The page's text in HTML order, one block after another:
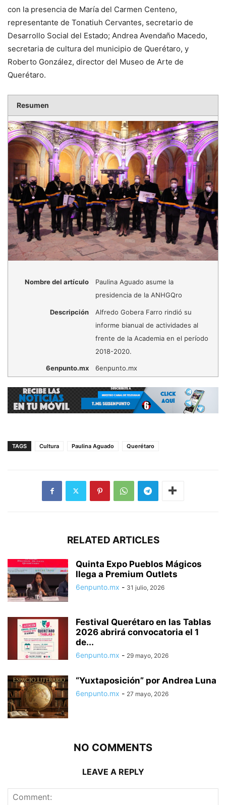
con la presencia de María del Carmen Centeno,
representante de Tonatiuh Cervantes, secretario de
Desarrollo Social del Estado; Andrea Avendaño Macedo,
secretaria de cultura del municipio de Querétaro, y
Roberto González, director del Museo de Arte de
Querétaro.
Resumen
Nombre del artículo
Paulina Aguado asume la
presidencia de la ANHGQro
Descripción
Alfredo Gobera Farro rindió su
informe bianual de actividades al
frente de la Academia en el período
2018-2020.
6enpunto.mx 6enpunto.mx
TAGS Cultura Paulina Aguado Querétaro
RELATED ARTICLES
Quinta Expo Pueblos Mágicos
llega a Premium Outlets
6enpunto.mx - 31 julio, 2026
Festival Querétaro en las Tablas
2026 abrirá convocatoria el 1
de...
6enpunto.mx - 29 mayo, 2026
“Yuxtaposición” por Andrea Luna
6enpunto.mx - 27 mayo, 2026
NO COMMENTS
LEAVE A REPLY